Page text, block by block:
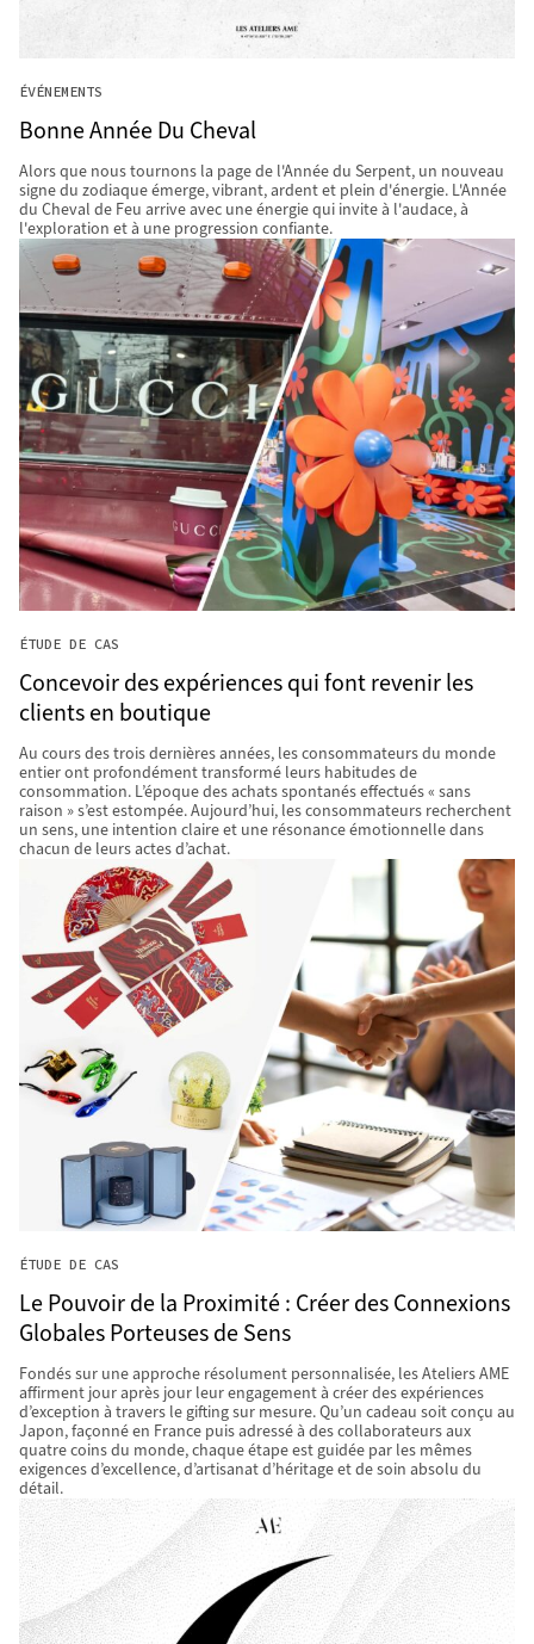
ÉVÉNEMENTS
Bonne Année Du Cheval
Alors que nous tournons la page de l'Année du Serpent, un nouveau
signe du zodiaque émerge, vibrant, ardent et plein d'énergie. L'Année
du Cheval de Feu arrive avec une énergie qui invite à l'audace, à
l'exploration et à une progression confiante.
ÉTUDE DE CAS
Concevoir des expériences qui font revenir les
clients en boutique
Au cours des trois dernières années, les consommateurs du monde
entier ont profondément transformé leurs habitudes de
consommation. L’époque des achats spontanés effectués « sans
raison » s’est estompée. Aujourd’hui, les consommateurs recherchent
un sens, une intention claire et une résonance émotionnelle dans
chacun de leurs actes d’achat.
ÉTUDE DE CAS
Le Pouvoir de la Proximité : Créer des Connexions
Globales Porteuses de Sens
Fondés sur une approche résolument personnalisée, les Ateliers AME
affirment jour après jour leur engagement à créer des expériences
d’exception à travers le gifting sur mesure. Qu’un cadeau soit conçu au
Japon, façonné en France puis adressé à des collaborateurs aux
quatre coins du monde, chaque étape est guidée par les mêmes
exigences d’excellence, d’artisanat d’héritage et de soin absolu du
détail.